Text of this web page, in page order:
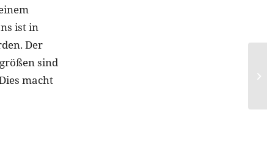
ist in
Der
sind
macht